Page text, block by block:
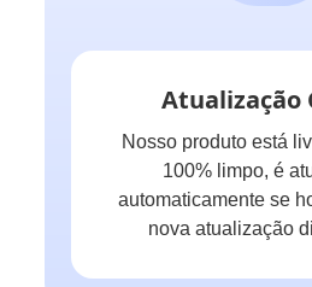
Atualização
Nosso produto está
100% limpo, é
automaticamente se
nova atualização